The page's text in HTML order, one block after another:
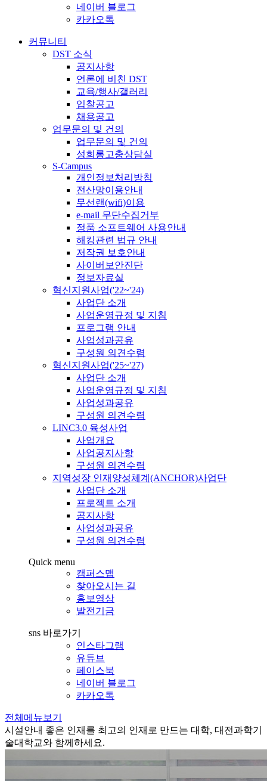
네이버 블로그
카카오톡
커뮤니티
DST 소식
공지사항
언론에 비친 DST
교육/행사/갤러리
입찰공고
채용공고
업무문의 및 건의
업무문의 및 건의
성희롱고충상담실
S-Campus
개인정보처리방침
전산망이용안내
무선랜(wifi)이용
e-mail 무단수집거부
정품 소프트웨어 사용안내
해킹관련 법규 안내
저작권 보호안내
사이버보안진단
정보자료실
혁신지원사업('22~'24)
사업단 소개
사업운영규정 및 지침
프로그램 안내
사업성과공유
구성원 의견수렴
혁신지원사업('25~'27)
사업단 소개
사업운영규정 및 지침
사업성과공유
구성원 의견수렴
LINC3.0 육성사업
사업개요
사업공지사항
구성원 의견수렴
지역성장 인재양성체계(ANCHOR)사업단
사업단 소개
프로젝트 소개
공지사항
사업성과공유
구성원 의견수렴
Quick menu
캠퍼스맵
찾아오시는 길
홍보영상
발전기금
sns 바로가기
인스타그램
유튜브
페이스북
네이버 블로그
카카오톡
전체메뉴보기
시설안내 좋은 인재를 최고의 인재로 만드는 대학, 대전과학기
술대학교와 함께하세요.